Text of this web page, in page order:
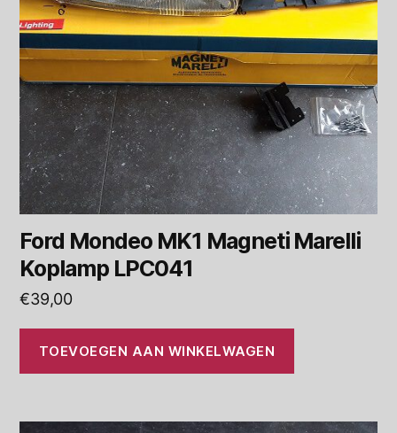
Ford Mondeo MK1 Magneti Marelli
Koplamp LPC041
€39,00
TOEVOEGEN AAN WINKELWAGEN